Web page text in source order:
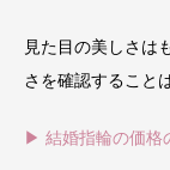
見た目の美しさは
さを確認すること
▶ 結婚指輪の価格